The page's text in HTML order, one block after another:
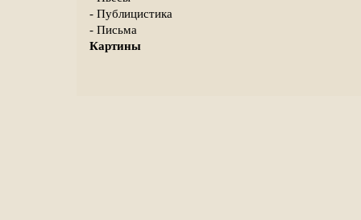
- Публицистика
- Письма
Картины